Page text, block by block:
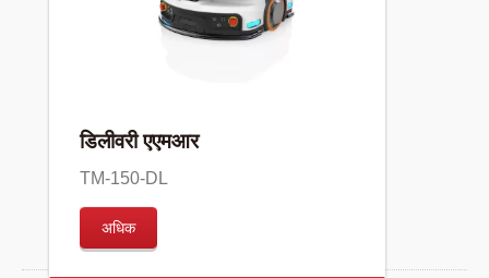
डिलीवरी एएमआर
TM-150-DL
अधिक